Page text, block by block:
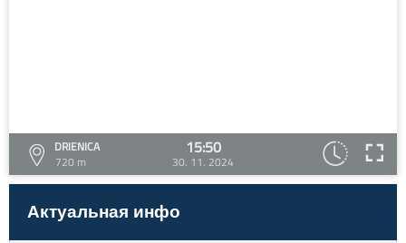
DRIENICA
720 m
15:50
30. 11. 2024
Актуальная инфо